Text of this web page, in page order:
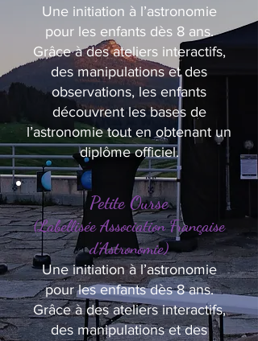
Une initiation à l’astronomie
pour les enfants dès 8 ans.
Grâce à des ateliers interactifs,
des manipulations et des
observations, les enfants
découvrent les bases de
l’astronomie tout en obtenant un
diplôme officiel.
Petite Ourse
(Labellisée Association Française
d’Astronomie)
Une initiation à l’astronomie
pour les enfants dès 8 ans.
Grâce à des ateliers interactifs,
des manipulations et des